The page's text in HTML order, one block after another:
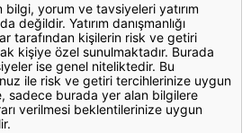
bilgi, yorum ve tavsiyeleri yatırım
değildir. Yatırım danışmanlığı
tarafından kişilerin risk ve getiri
kişiye özel sunulmaktadır. Burada
ise genel niteliktedir. Bu
ile risk ve getiri tercihlerinize uygun
sadece burada yer alan bilgilere
verilmesi beklentilerinize uygun